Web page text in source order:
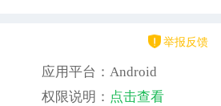
举报反馈
应用平台：Android
权限说明： 点击查看